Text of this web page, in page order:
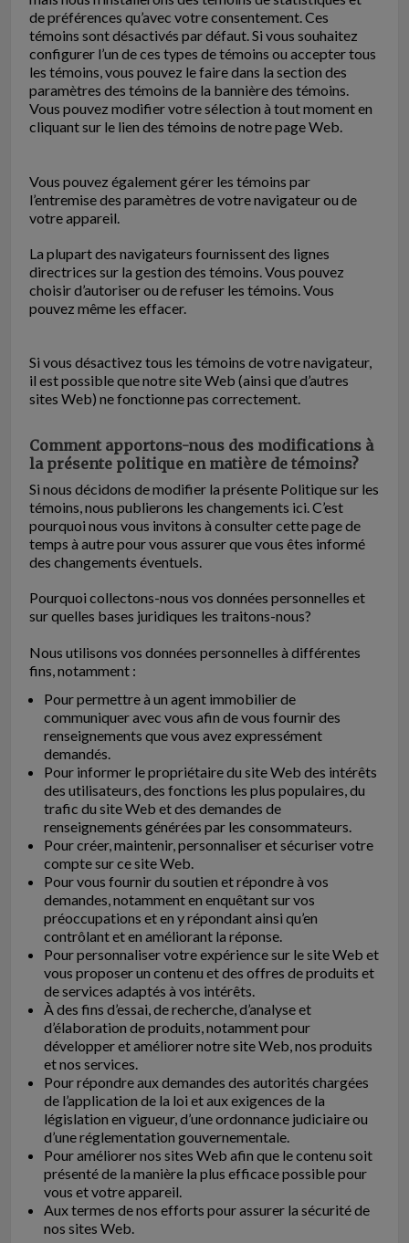
de préférences qu’avec votre consentement. Ces
témoins sont désactivés par défaut. Si vous souhaitez
configurer l’un de ces types de témoins ou accepter tous
les témoins, vous pouvez le faire dans la section des
paramètres des témoins de la bannière des témoins.
Vous pouvez modifier votre sélection à tout moment en
cliquant sur le lien des témoins de notre page Web.
Vous pouvez également gérer les témoins par
l’entremise des paramètres de votre navigateur ou de
votre appareil.
La plupart des navigateurs fournissent des lignes
directrices sur la gestion des témoins. Vous pouvez
choisir d’autoriser ou de refuser les témoins. Vous
pouvez même les effacer.
Si vous désactivez tous les témoins de votre navigateur,
il est possible que notre site Web (ainsi que d’autres
sites Web) ne fonctionne pas correctement.
Comment apportons-nous des modifications à
la présente politique en matière de témoins?
Si nous décidons de modifier la présente Politique sur les
témoins, nous publierons les changements ici. C’est
pourquoi nous vous invitons à consulter cette page de
temps à autre pour vous assurer que vous êtes informé
des changements éventuels.
Pourquoi collectons-nous vos données personnelles et
sur quelles bases juridiques les traitons-nous?
Nous utilisons vos données personnelles à différentes
fins, notamment :
Pour permettre à un agent immobilier de
communiquer avec vous afin de vous fournir des
renseignements que vous avez expressément
demandés.
Pour informer le propriétaire du site Web des intérêts
des utilisateurs, des fonctions les plus populaires, du
trafic du site Web et des demandes de
renseignements générées par les consommateurs.
Pour créer, maintenir, personnaliser et sécuriser votre
compte sur ce site Web.
Pour vous fournir du soutien et répondre à vos
demandes, notamment en enquêtant sur vos
préoccupations et en y répondant ainsi qu’en
contrôlant et en améliorant la réponse.
Pour personnaliser votre expérience sur le site Web et
vous proposer un contenu et des offres de produits et
de services adaptés à vos intérêts.
À des fins d’essai, de recherche, d’analyse et
d’élaboration de produits, notamment pour
développer et améliorer notre site Web, nos produits
et nos services.
Pour répondre aux demandes des autorités chargées
de l’application de la loi et aux exigences de la
législation en vigueur, d’une ordonnance judiciaire ou
d’une réglementation gouvernementale.
Pour améliorer nos sites Web afin que le contenu soit
présenté de la manière la plus efficace possible pour
vous et votre appareil.
Aux termes de nos efforts pour assurer la sécurité de
nos sites Web.